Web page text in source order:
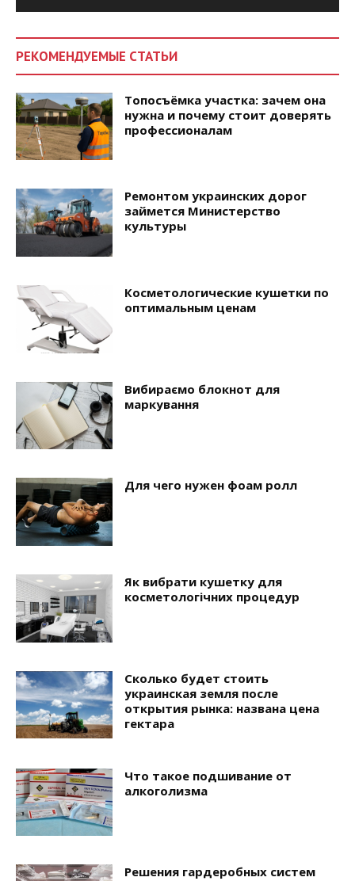
РЕКОМЕНДУЕМЫЕ СТАТЬИ
Топосъёмка участка: зачем она
нужна и почему стоит доверять
профессионалам
Ремонтом украинских дорог
займется Министерство
культуры
Косметологические кушетки по
оптимальным ценам
Вибираємо блокнот для
маркування
Для чего нужен фоам ролл
Як вибрати кушетку для
косметологічних процедур
Сколько будет стоить
украинская земля после
открытия рынка: названа цена
гектара
Что такое подшивание от
алкоголизма
Решения гардеробных систем